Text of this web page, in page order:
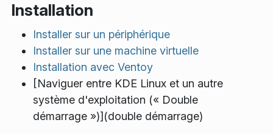
Installation
Installer sur un périphérique
Installer sur une machine virtuelle
Installation avec Ventoy
[Naviguer entre KDE Linux et un autre
système d'exploitation (« Double
démarrage »)](double démarrage)